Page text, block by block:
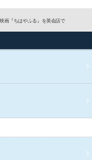
映画『ちはやふる』を英会話で